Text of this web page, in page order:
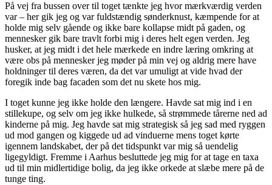
På vej fra bussen over til toget tænkte jeg hvor mærkværdig verden
var – her gik jeg og var fuldstændig sønderknust, kæmpende for at
holde mig selv gående og ikke bare kollapse midt på gaden, og
mennesker gik bare travlt forbi mig i deres helt egen verden. Jeg
husker, at jeg midt i det hele mærkede en indre læring omkring at
være obs på mennesker jeg møder på min vej og aldrig mere have
holdninger til deres væren, da det var umuligt at vide hvad der
foregik inde bag facaden som det nu skete hos mig.
I toget kunne jeg ikke holde den længere. Havde sat mig ind i en
stillekupe, og selv om jeg ikke hulkede, så strømmede tårerne ned ad
kinderne på mig. Jeg havde sat mig strategisk så jeg sad med ryggen
ud mod gangen og kiggede ud ad vinduerne mens toget kørte
igennem landskabet, der på det tidspunkt var mig så uendelig
ligegyldigt. Fremme i Aarhus besluttede jeg mig for at tage en taxa
ud til min midlertidige bolig, da jeg ikke orkede at slæbe mere på de
tunge ting.